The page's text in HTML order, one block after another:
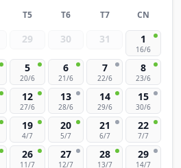
T5 T6 T7 CN
29 30 31 1
16/6
5
20/6
6
21/6
7
22/6
8
23/6
12
27/6
13
28/6
14
29/6
15
30/6
19
4/7
20
5/7
21
6/7
22
7/7
26
11/7
27
12/7
28
13/7
29
14/7